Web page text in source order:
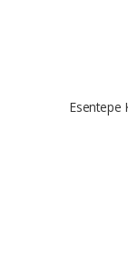
Esentepe